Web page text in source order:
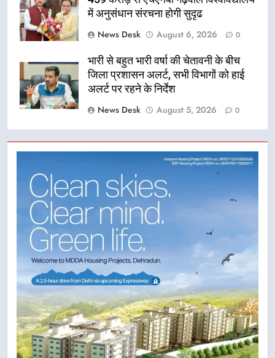
में अनुसंधान संरचना होगी सुदृढ
News Desk
August 6, 2026 0
भारी से बहुत भारी वर्षा की चेतावनी के बीच
जिला प्रशासन अलर्ट, सभी विभागों को हाई
अलर्ट पर रहने के निर्देश
News Desk
August 5, 2026 0